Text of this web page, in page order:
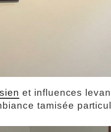
et influences
tamisée